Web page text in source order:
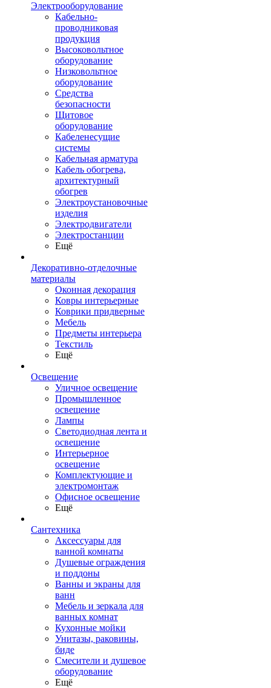
Электрооборудование
Кабельно-
проводниковая
продукция
Высоковольтное
оборудование
Низковольтное
оборудование
Средства
безопасности
Щитовое
оборудование
Кабеленесущие
системы
Кабельная арматура
Кабель обогрева,
архитектурный
обогрев
Электроустановочные
изделия
Электродвигатели
Электростанции
Ещё
Декоративно-отделочные
материалы
Оконная декорация
Ковры интерьерные
Коврики придверные
Мебель
Предметы интерьера
Текстиль
Ещё
Освещение
Уличное освещение
Промышленное
освещение
Лампы
Светодиодная лента и
освещение
Интерьерное
освещение
Комплектующие и
электромонтаж
Офисное освещение
Ещё
Сантехника
Аксессуары для
ванной комнаты
Душевые ограждения
и поддоны
Ванны и экраны для
ванн
Мебель и зеркала для
ванных комнат
Кухонные мойки
Унитазы, раковины,
биде
Смесители и душевое
оборудование
Ещё